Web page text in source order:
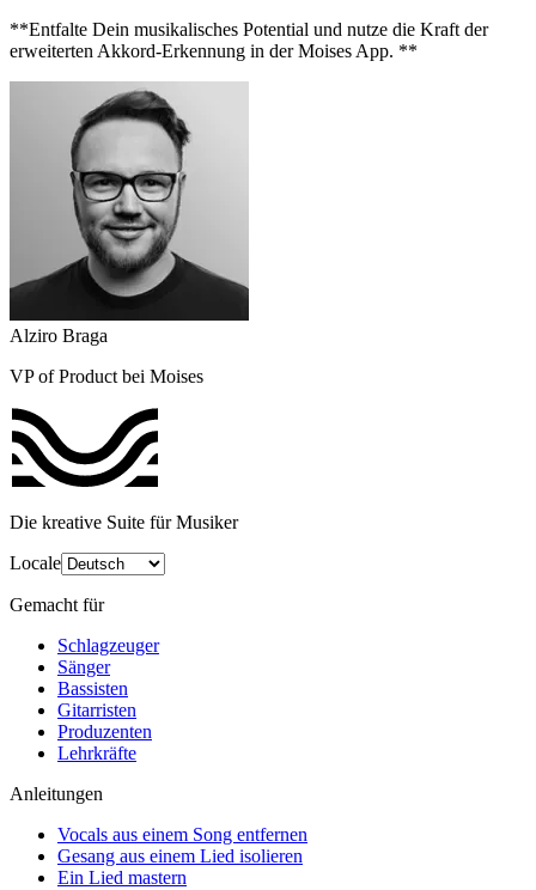
**Entfalte Dein musikalisches Potential und nutze die Kraft der
erweiterten Akkord-Erkennung in der Moises App. **
Alziro Braga
VP of Product bei Moises
Die kreative Suite für Musiker
Locale
Gemacht für
Schlagzeuger
Sänger
Bassisten
Gitarristen
Produzenten
Lehrkräfte
Anleitungen
Vocals aus einem Song entfernen
Gesang aus einem Lied isolieren
Ein Lied mastern